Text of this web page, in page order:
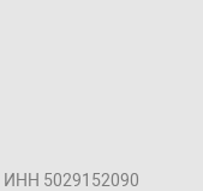
ИНН 5029152090